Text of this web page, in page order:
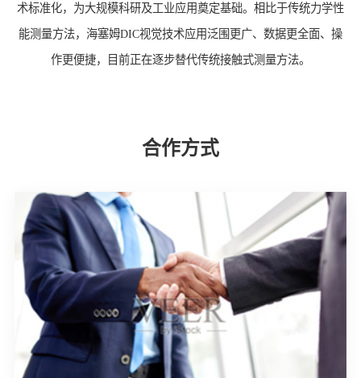
术标准化，为大规模科研及工业应用奠定基础。相比于传统力学性
能测量方法，海塞姆DIC视觉技术应用泛围更广、数据更全面、操
作更便捷，目前正在逐步替代传统接触式测量方法。
合作方式